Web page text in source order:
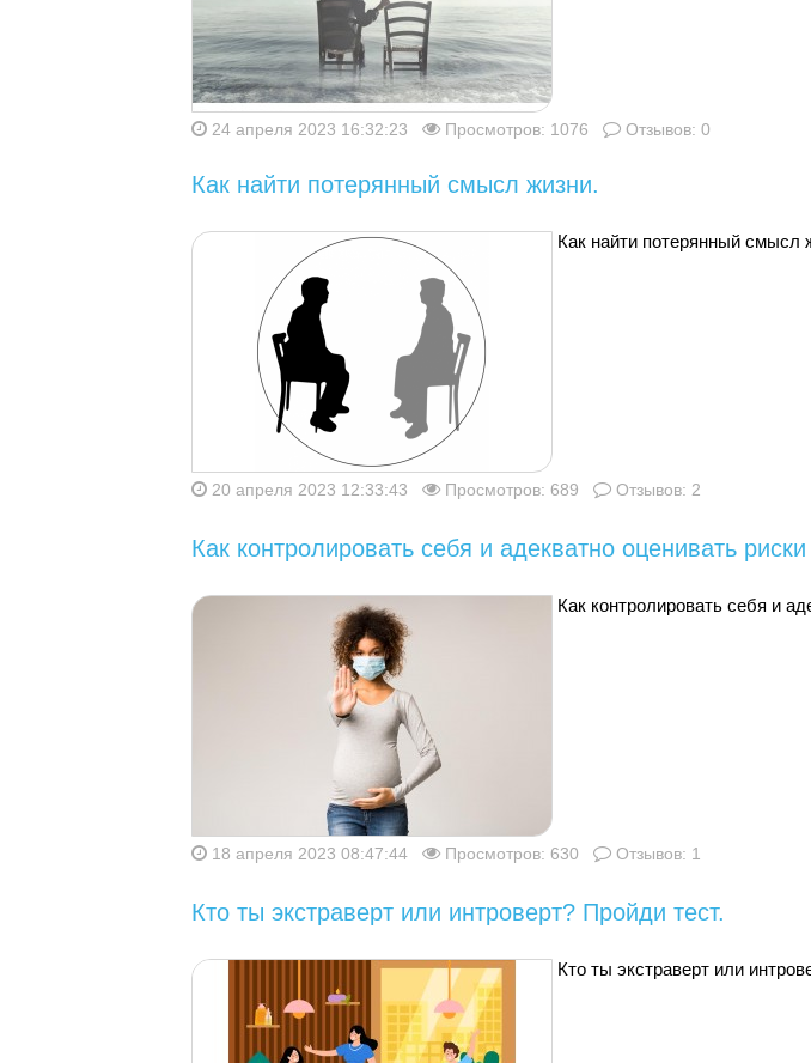
24 апреля 2023 16:32:23 Просмотров: 1076 Отзывов: 0
Как найти потерянный смысл жизни.
Как найти потерянный смысл
20 апреля 2023 12:33:43 Просмотров: 689 Отзывов: 2
Как контролировать себя и адекватно оценивать
Как контролировать себя и
18 апреля 2023 08:47:44 Просмотров: 630 Отзывов: 1
Кто ты экстраверт или интроверт? Пройди тест.
Кто ты экстраверт или